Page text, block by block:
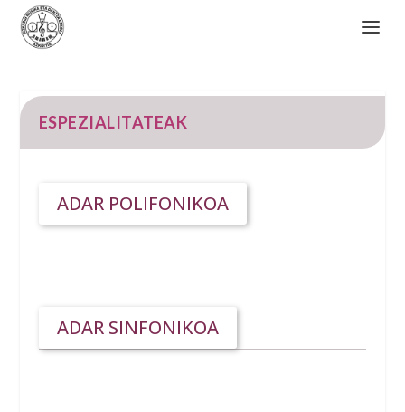
ESPEZIALITATEAK
ADAR POLIFONIKOA
ADAR SINFONIKOA